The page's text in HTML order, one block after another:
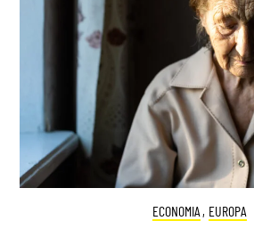
ECONOMIA , EUROPA